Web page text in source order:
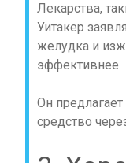
Лекарства,
Уитакер
желудка и
эффективнее.
Он
средство